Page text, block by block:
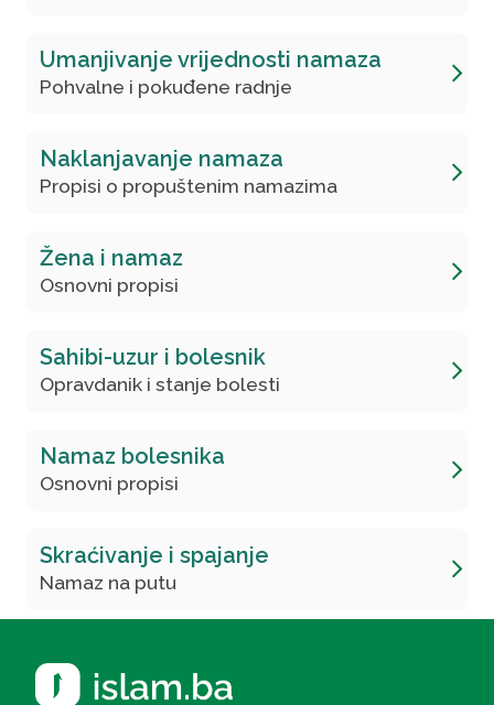
Umanjivanje vrijednosti namaza
Pohvalne i pokuđene radnje
Naklanjavanje namaza
Propisi o propuštenim namazima
Žena i namaz
Osnovni propisi
Sahibi-uzur i bolesnik
Opravdanik i stanje bolesti
Namaz bolesnika
Osnovni propisi
Skraćivanje i spajanje
Namaz na putu